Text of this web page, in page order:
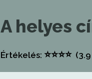
A helyes
Értékelés: ⭐⭐⭐⭐(3.9